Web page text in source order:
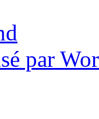
par